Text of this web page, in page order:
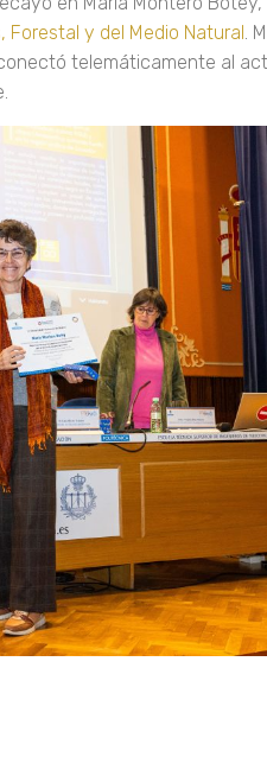
Forestal y del Medio Natural .
telemáticamente al